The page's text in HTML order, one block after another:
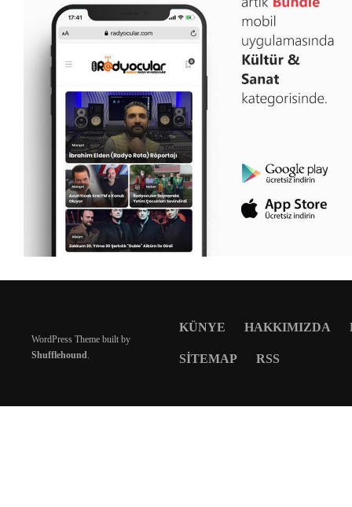
WordPress Theme built by
Shufflehound
KÜNYE HAKKIMIZDA
SITEMAP RSS